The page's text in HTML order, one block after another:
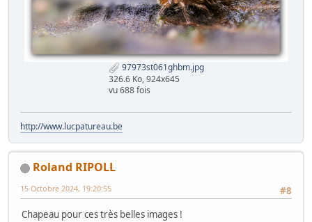
97973st061ghbm.jpg
326.6 Ko, 924x645
vu 688 fois
http://www.lucpatureau.be
Roland RIPOLL
#8
15 Octobre 2024, 19:20:55
Chapeau pour ces très belles images !